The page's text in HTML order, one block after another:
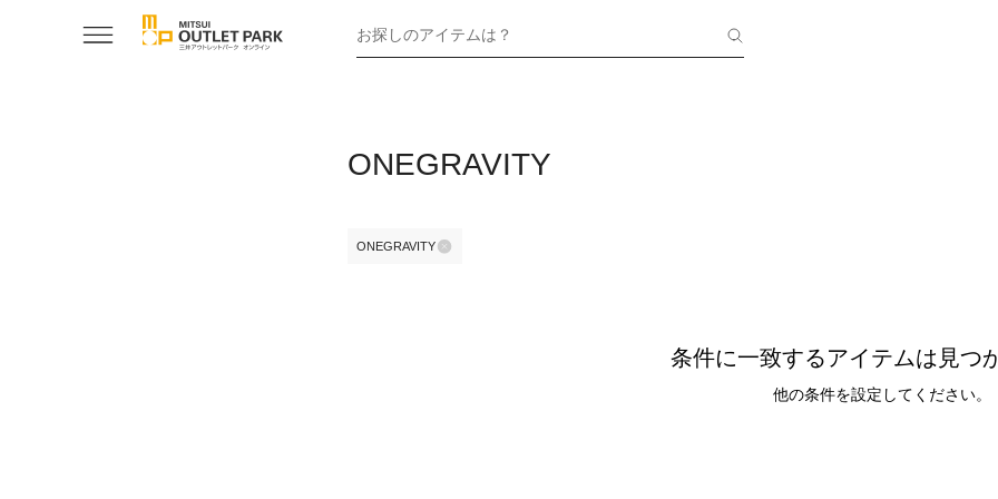
お探しのアイテムは？
ONEGRAVITY
ONEGRAVITY
条件に一致するアイテムは見つ
他の条件を設定してください。